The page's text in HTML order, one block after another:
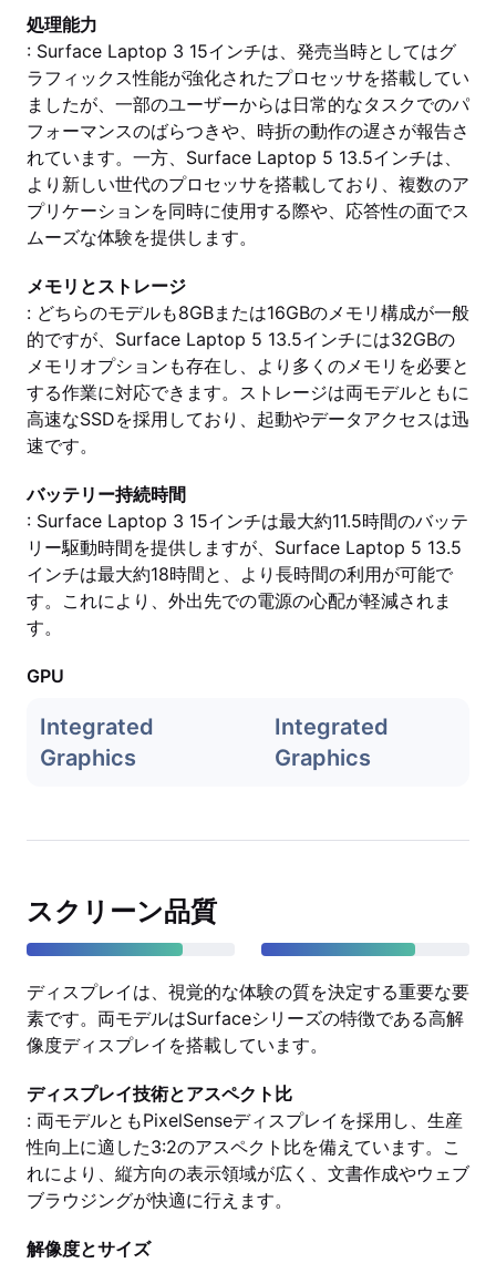
処理能力
: Surface Laptop 3 15インチは、発売当時としてはグ
ラフィックス性能が強化されたプロセッサを搭載してい
ましたが、一部のユーザーからは日常的なタスクでのパ
フォーマンスのばらつきや、時折の動作の遅さが報告さ
れています。一方、Surface Laptop 5 13.5インチは、
より新しい世代のプロセッサを搭載しており、複数のア
プリケーションを同時に使用する際や、応答性の面でス
ムーズな体験を提供します。
メモリとストレージ
: どちらのモデルも8GBまたは16GBのメモリ構成が一般
的ですが、Surface Laptop 5 13.5インチには32GBの
メモリオプションも存在し、より多くのメモリを必要と
する作業に対応できます。ストレージは両モデルともに
高速なSSDを採用しており、起動やデータアクセスは迅
速です。
バッテリー持続時間
: Surface Laptop 3 15インチは最大約11.5時間のバッテ
リー駆動時間を提供しますが、Surface Laptop 5 13.5
インチは最大約18時間と、より長時間の利用が可能で
す。これにより、外出先での電源の心配が軽減されま
す。
GPU
Integrated
Graphics
Integrated
Graphics
スクリーン品質
ディスプレイは、視覚的な体験の質を決定する重要な要
素です。両モデルはSurfaceシリーズの特徴である高解
像度ディスプレイを搭載しています。
ディスプレイ技術とアスペクト比
: 両モデルともPixelSenseディスプレイを採用し、生産
性向上に適した3:2のアスペクト比を備えています。こ
れにより、縦方向の表示領域が広く、文書作成やウェブ
ブラウジングが快適に行えます。
解像度とサイズ